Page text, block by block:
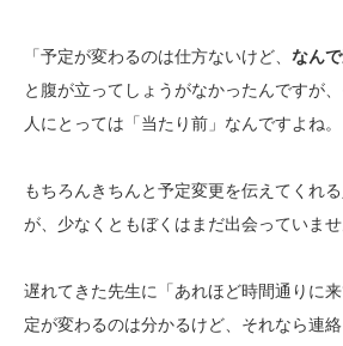
「予定が変わるのは仕方ないけど、 なん
と腹が立ってしょうがなかったんですが
人にとっては「当たり前」なんですよね。
もちろんきちんと予定変更を伝えてくれ
が、少なくともぼくはまだ出会っていませ
遅れてきた先生に「あれほど時間通りに
定が変わるのは分かるけど、それなら連